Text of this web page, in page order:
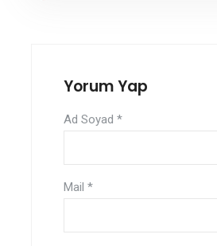
Yorum Yap
Ad Soyad *
Mail *